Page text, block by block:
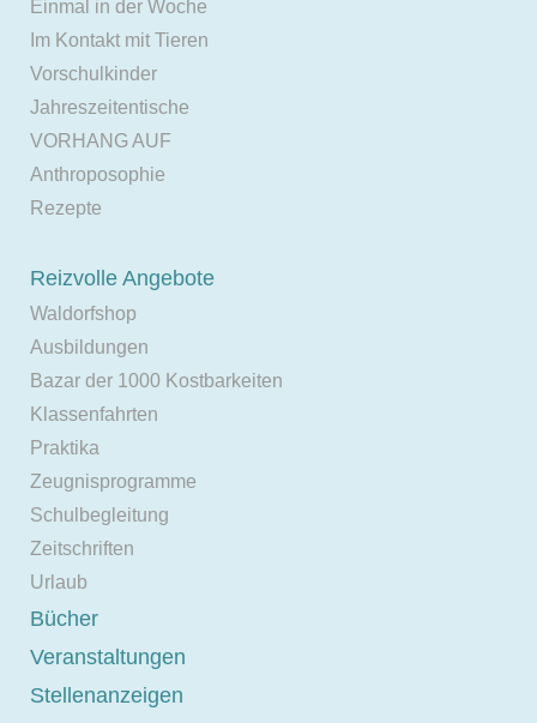
Einmal in der Woche
Im Kontakt mit Tieren
Vorschulkinder
Jahreszeitentische
VORHANG AUF
Anthroposophie
Rezepte
Reizvolle Angebote
Waldorfshop
Ausbildungen
Bazar der 1000 Kostbarkeiten
Klassenfahrten
Praktika
Zeugnisprogramme
Schulbegleitung
Zeitschriften
Urlaub
Bücher
Veranstaltungen
Stellenanzeigen